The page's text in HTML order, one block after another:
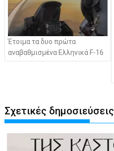
Έτοιμα τα δυο πρώτα
αναβαθμισμένα Ελληνικά F-16
Σχετικές δημοσιεύσεις